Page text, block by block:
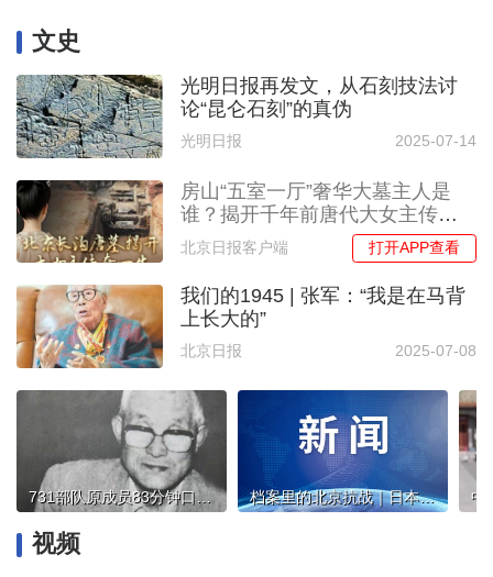
文史
光明日报再发文，从石刻技法讨
论“昆仑石刻”的真伪
光明日报 2025-07-14
房山“五室一厅”奢华大墓主人是
谁？揭开千年前唐代大女主传奇
一生
北京日报客户端 打开APP查看
我们的1945 | 张军：“我是在马背
上长大的”
北京日报 2025-07-08
731部队原成员83分钟口述证言首次在国内公布 档案里的北京抗战｜日本蓄意制造七七事变 中国人民抗战全面爆发 卢沟醒狮激发抗战精神
视频